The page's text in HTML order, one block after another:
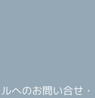
へのお問い合せ